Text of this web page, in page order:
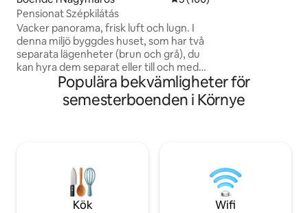
Pensionat Szépkilátás
Vacker panorama, frisk luft och lugn. I
denna miljö byggdes huset, som har två
separata lägenheter (brun och grå), du
kan hyra dem separat eller till och med
hela huset. Om du bokar via denna
annons, bokar du hela huset, dvs båda
lägenheterna och du kommer att vara
och Visegráds ljus med ett glas vin i
handen på kvällen.
Populära bekvämligheter för
semesterboenden i Környe
Kök Wifi